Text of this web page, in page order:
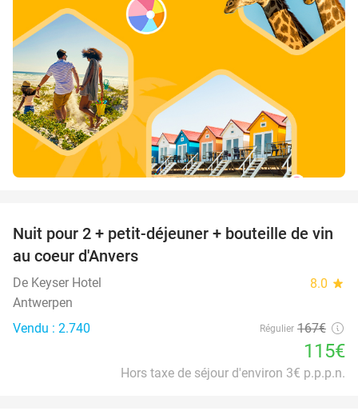
31%
Nuit pour 2 + petit-déjeuner + bouteille de vin
au coeur d'Anvers
De Keyser Hotel 8.0 star
Antwerpen
Vendu : 2.740
Régulier 167€
115€
Hors taxe de séjour d'environ 3€ p.p.p.n.